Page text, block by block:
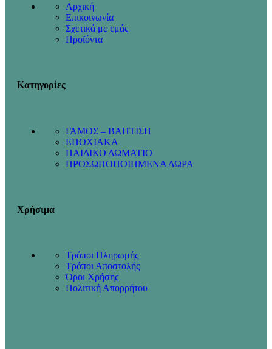
Αρχική
Επικοινωνία
Σχετικά με εμάς
Προϊόντα
Κατηγορίες
ΓΑΜΟΣ – ΒΑΠΤΙΣΗ
ΕΠΟΧΙΑΚΑ
ΠΑΙΔΙΚΟ ΔΩΜΑΤΙΟ
ΠΡΟΣΩΠΟΠΟΙΗΜΕΝΑ ΔΩΡΑ
Χρήσιμα
Τρόποι Πληρωμής
Τρόποι Αποστολής
Όροι Χρήσης
Πολιτική Απορρήτου